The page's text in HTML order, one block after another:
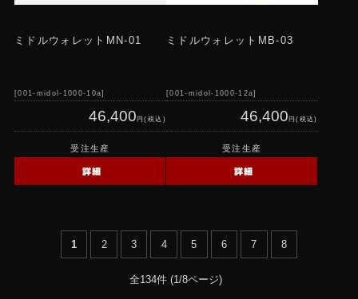
ミドルウォレットMN-01
001-midol-1000-10a
46,400円(税込)
受注生産
詳細
ミドルウォレットMB-03
001-midol-1000-12a
46,400円(税込)
受注生産
詳細
1 2 3 4 5 6 7 8
全134件 (1/8ページ)